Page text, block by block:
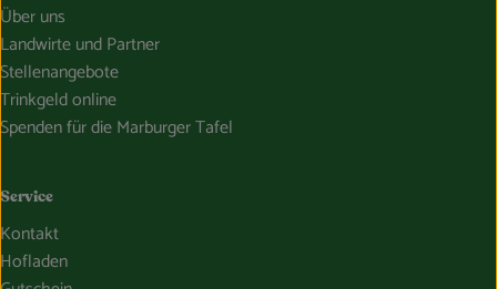
Über uns
Landwirte und Partner
Stellenangebote
Trinkgeld online
Spenden für die Marburger Tafel
Service
Kontakt
Hofladen